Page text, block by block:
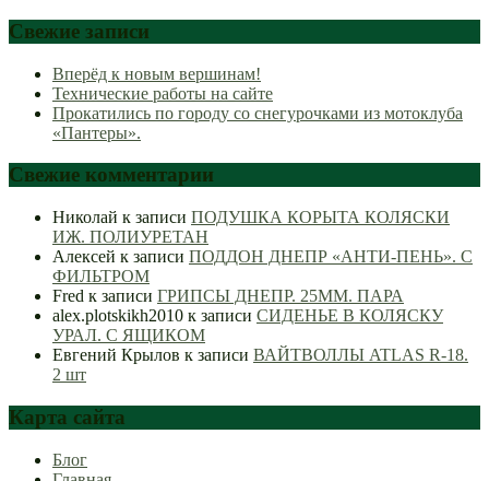
Свежие записи
Вперёд к новым вершинам!
Технические работы на сайте
Прокатились по городу со снегурочками из мотоклуба
«Пантеры».
Свежие комментарии
Николай к записи ПОДУШКА КОРЫТА КОЛЯСКИ
ИЖ. ПОЛИУРЕТАН
Алексей к записи ПОДДОН ДНЕПР «АНТИ-ПЕНЬ». С
ФИЛЬТРОМ
Fred к записи ГРИПСЫ ДНЕПР. 25ММ. ПАРА
alex.plotskikh2010 к записи СИДЕНЬЕ В КОЛЯСКУ
УРАЛ. С ЯЩИКОМ
Евгений Крылов к записи ВАЙТВОЛЛЫ ATLAS R-18.
2 шт
Карта сайта
Блог